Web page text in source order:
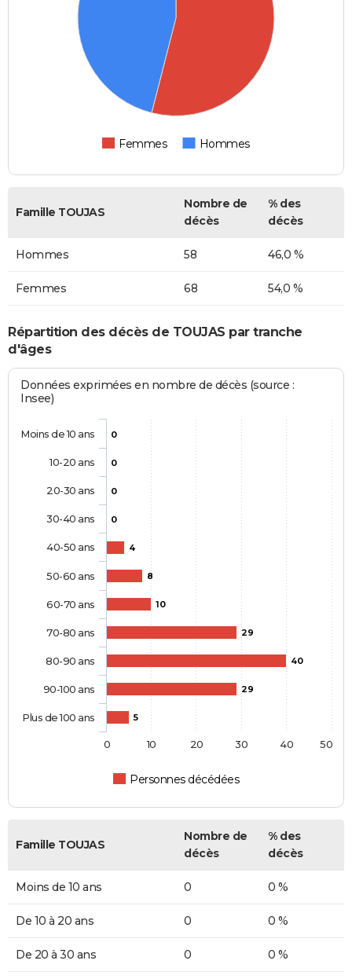
Femmes Hommes
Famille TOUJAS
Nombre de
décès
% des
décès
Hommes 58 46,0 %
Femmes 68 54,0 %
Répartition des décès de TOUJAS par tranche
d'âges
Données exprimées en nombre de décès (source :
Insee)
0
0
0
0
4
8
10
29
40
29
5
Personnes décédées
Moins de 10 ans
10-20 ans
20-30 ans
30-40 ans
40-50 ans
50-60 ans
60-70 ans
70-80 ans
80-90 ans
90-100 ans
Plus de 100 ans
0 10 20 30 40 50
Famille TOUJAS
Nombre de
décès
% des
décès
Moins de 10 ans 0 0 %
De 10 à 20 ans 0 0 %
De 20 à 30 ans 0 0 %